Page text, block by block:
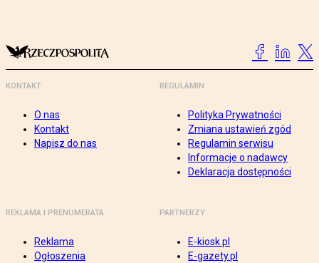
KONTAKT
O nas
Kontakt
Napisz do nas
REGULAMIN
Polityka Prywatności
Zmiana ustawień zgód
Regulamin serwisu
Informacje o nadawcy
Deklaracja dostępności
REKLAMA I PRENUMERATA
Reklama
Ogłoszenia
PARTNERZY
E-kiosk.pl
E-gazety.pl